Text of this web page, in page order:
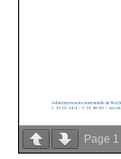
Page 1